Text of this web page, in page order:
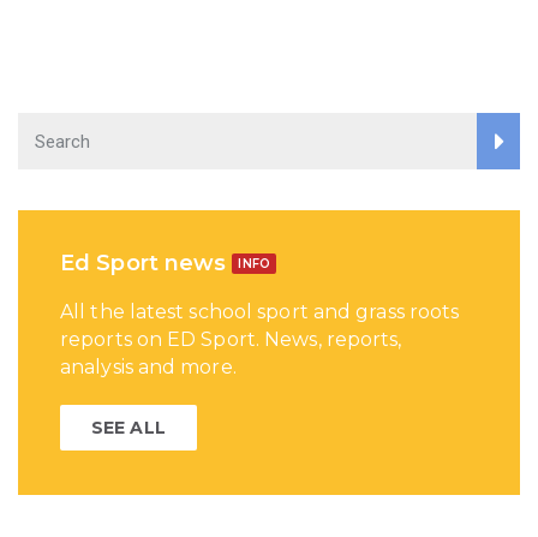
Ed Sport news INFO
All the latest school sport and grass roots
reports on ED Sport. News, reports,
analysis and more.
SEE ALL